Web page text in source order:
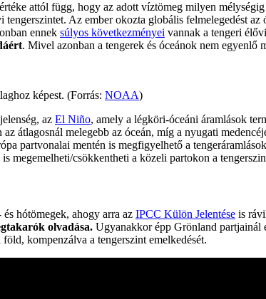
attól függ, hogy az adott víztömeg milyen
Az ember okozta globális felmelegedést
ennek súlyos következményei vannak a tengeri
. Mivel azonban a tengerek és óceánok nem egyenlő
képest. (Forrás: NOAA)
az El Niño, amely a légköri-óceáni áramlások
átlagosnál melegebb az óceán, míg a nyugati
partvonalai mentén is megfigyelhető a
megemelheti/csökkentheti a közeli partokon a
hótömegek, ahogy arra az IPCC Külön Jelentése is
olvadása. Ugyanakkor épp Grönland partjainál
kompenzálva a tengerszint emelkedését.